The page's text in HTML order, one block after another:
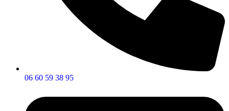
06 60 59 38 95